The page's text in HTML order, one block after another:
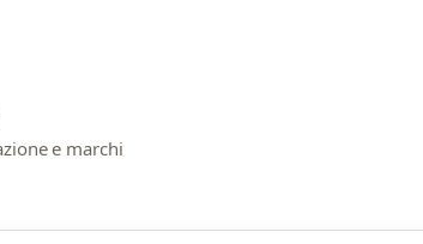
e marchi